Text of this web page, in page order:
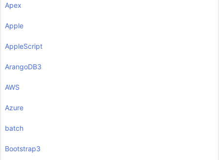
Apex
Apple
AppleScript
ArangoDB3
AWS
Azure
batch
Bootstrap3